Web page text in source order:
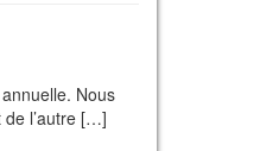
Nous
de l’autre […]